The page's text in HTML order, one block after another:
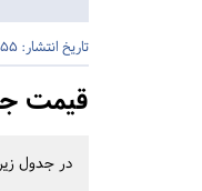
تاریخ انتشار: 21:55 -
قیمت
در جدول